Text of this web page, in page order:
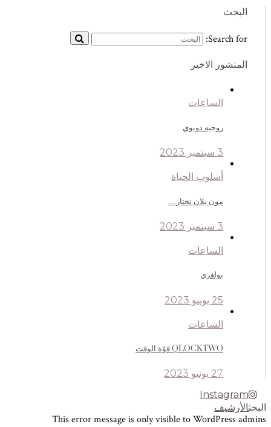
البحث
Search for:
المنشور الاخير
الساعات
روجيه دوبوي
3 سبتمبر 2023
أسلوب الحياة
مون بلان تختار…
3 سبتمبر 2023
الساعات
بولغري
25 يونيو 2023
الساعات
QLOCKTWO قوّة الوقت
27 يونيو 2023
Instagram
البحثالأرشيف
This error message is only visible to WordPress admins